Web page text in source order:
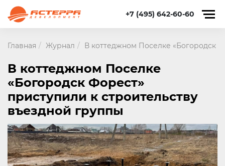
+7 (495) 642-60-60
Главная Журнал В коттеджном Поселке «Богородск
В коттеджном Поселке
«Богородск Форест»
приступили к строительству
въездной группы